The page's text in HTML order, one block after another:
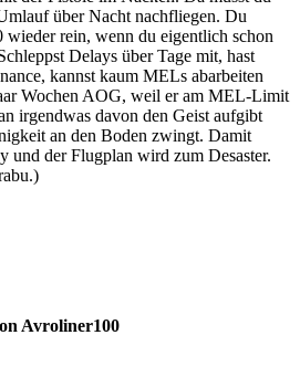
über Nacht nachfliegen. Du
wieder rein, wenn du eigentlich schon
Delays über Tage mit, hast
kannst kaum MELs abarbeiten
Wochen AOG, weil er am MEL-Limit
irgendwas davon den Geist aufgibt
an den Boden zwingt. Damit
und der Flugplan wird zum Desaster.
Avroliner100